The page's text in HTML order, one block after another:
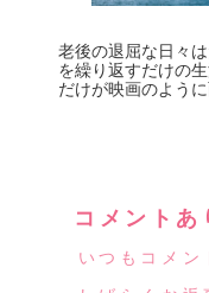
老後の退屈な日々
を繰り返すだけの
だけが映画のよう
コメントあ
いつもコメン